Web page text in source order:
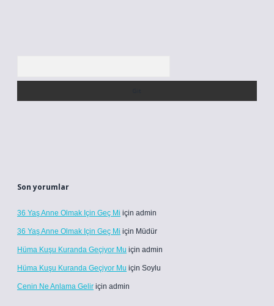
Son yorumlar
36 Yaş Anne Olmak Için Geç Mi için admin
36 Yaş Anne Olmak Için Geç Mi için Müdür
Hüma Kuşu Kuranda Geçiyor Mu için admin
Hüma Kuşu Kuranda Geçiyor Mu için Soylu
Cenin Ne Anlama Gelir için admin